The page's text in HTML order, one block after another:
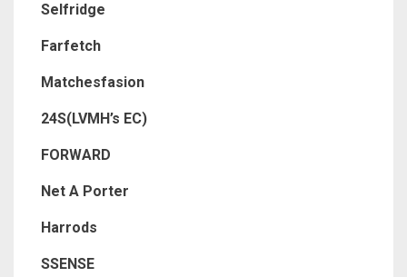
Selfridge
Farfetch
Matchesfasion
24S(LVMH’s EC)
FORWARD
Net A Porter
Harrods
SSENSE